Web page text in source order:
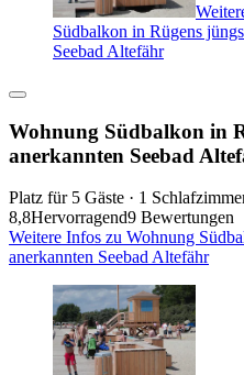
Südbalkon in Rügens
Seebad Altefähr
Wohnung Südbalkon in
anerkannten Seebad
Platz für 5 Gäste · 1
8,8Hervorragend9 Bewertungen
Weitere Infos zu Wohnung
anerkannten Seebad Altefähr